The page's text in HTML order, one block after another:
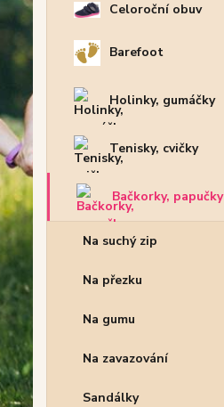
Celoroční obuv
Barefoot
Holinky, gumáčky
Tenisky, cvičky
Bačkorky, papučky
Na suchý zip
Na přezku
Na gumu
Na zavazování
Sandálky